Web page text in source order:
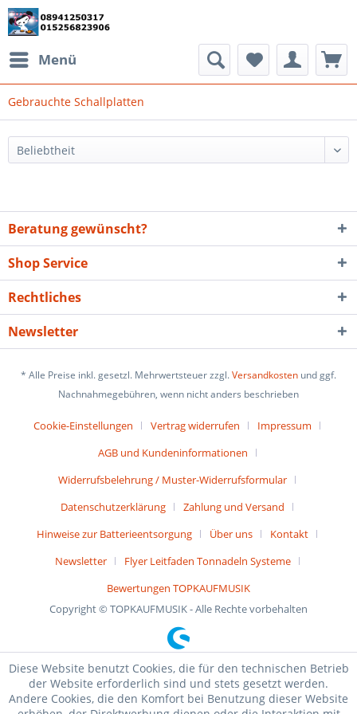
Menü
Gebrauchte Schallplatten
Beratung gewünscht?
Shop Service
Rechtliches
Newsletter
* Alle Preise inkl. gesetzl. Mehrwertsteuer zzgl.Versandkosten und ggf.
Nachnahmegebühren, wenn nicht anders beschrieben
Cookie-Einstellungen Vertrag widerrufen
Impressum
AGB und Kundeninformationen
Widerrufsbelehrung / Muster-Widerrufsformular
Datenschutzerklärung
Zahlung und Versand
Hinweise zur Batterieentsorgung
Über uns
Kontakt
Newsletter
Flyer Leitfaden Tonnadeln Systeme
Bewertungen TOPKAUFMUSIK
Copyright © TOPKAUFMUSIK - Alle Rechte vorbehalten
Diese Website benutzt Cookies, die für den technischen Betrieb
der Website erforderlich sind und stets gesetzt werden.
Andere Cookies, die den Komfort bei Benutzung dieser Website